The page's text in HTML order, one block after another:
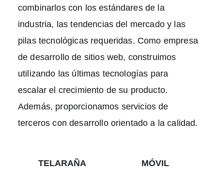
TELARAÑA MÓVIL
combinarlos con los estándares de la
industria, las tendencias del mercado y las
pilas tecnológicas requeridas. Como empresa
de desarrollo de sitios web, construimos
utilizando las últimas tecnologías para
escalar el crecimiento de su producto.
Además, proporcionamos servicios de
terceros con desarrollo orientado a la calidad.